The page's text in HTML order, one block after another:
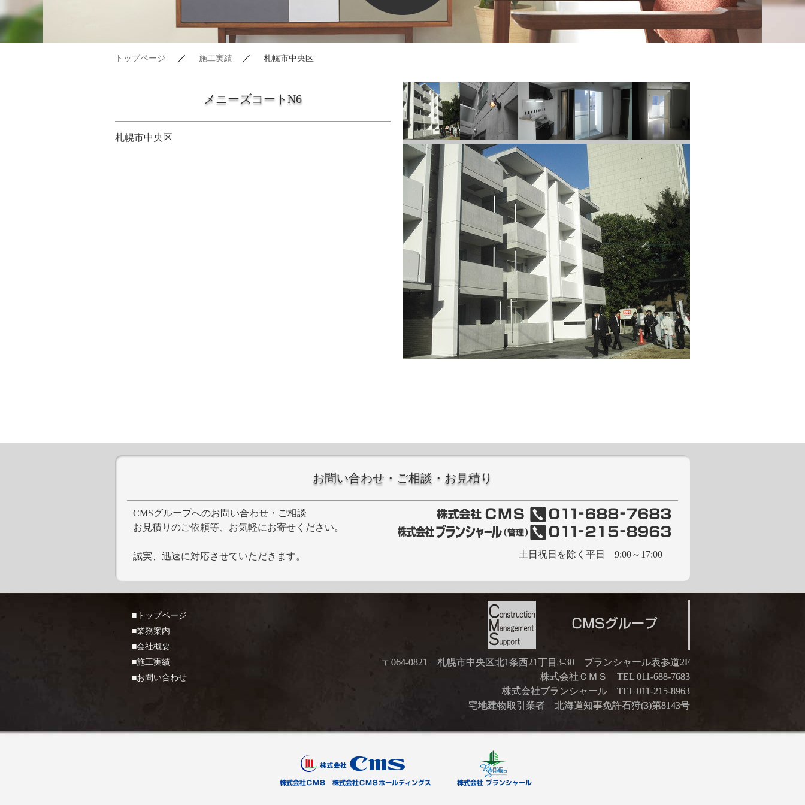
トップページ ／ 施工実績 ／ 札幌市中央区
メニーズコートN6
札幌市中央区
お問い合わせ・ご相談・お見積り
CMSグループへのお問い合わせ・ご相談
お見積りのご依頼等、お気軽にお寄せください。
誠実、迅速に対応させていただきます。 土日祝日を除く平日 9:00～17:00
■トップページ
■業務案内
■会社概要
■施工実績
■お問い合わせ
〒064-0821 札幌市中央区北1条西21丁目3-30 ブランシャール表参道2F
株式会社ＣＭＳ TEL 011-688-7683
株式会社ブランシャール TEL 011-215-8963
宅地建物取引業者 北海道知事免許石狩(3)第8143号